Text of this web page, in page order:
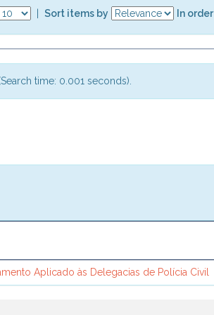
Sort items by In order
time: 0.001 seconds).
Aplicado às Delegacias de Polícia Civil